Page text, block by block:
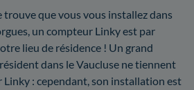
trouve que vous vous installez dans
un compteur Linky est par
lieu de résidence ! Un grand
dans le Vaucluse ne tiennent
Linky : cependant, son installation est